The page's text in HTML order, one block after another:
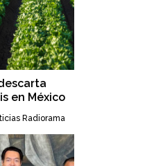
en México
Radiorama